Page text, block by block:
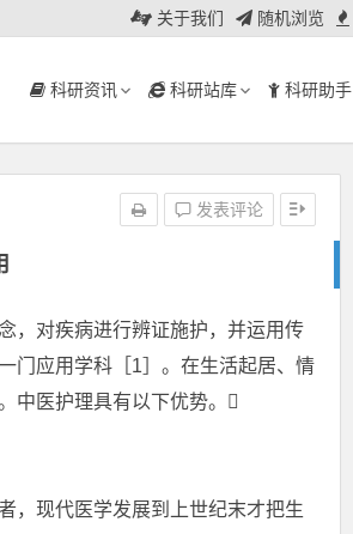
关于我们 随机浏览
科研资讯 科研站库 科研助手
发表评论
，对疾病进行辨证施护，并运用传
门应用学科［1］。在生活起居、情
中医护理具有以下优势。
现代医学发展到上世纪末才把生